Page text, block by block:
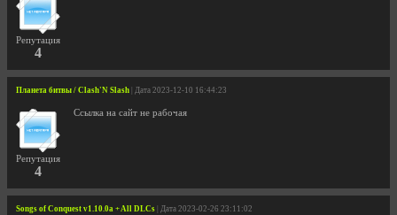
Репутация
4
Планета битвы / Clash'N Slash | Дата 2023-12-10 16:44:23
Репутация
4
Ссылка на сайт не рабочая
Songs of Conquest v1.10.0a + All DLCs | Дата 2023-02-26 23:11:02